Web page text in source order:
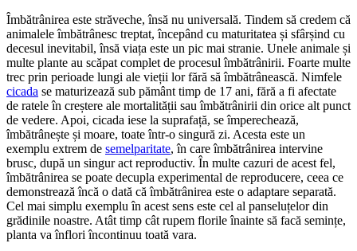
Îmbătrânirea este străveche, însă nu universală. Tindem să credem că
animalele îmbătrânesc treptat, începând cu maturitatea și sfârșind cu
decesul inevitabil, însă viața este un pic mai stranie. Unele animale și
multe plante au scăpat complet de procesul îmbătrânirii. Foarte multe
trec prin perioade lungi ale vieții lor fără să îmbătrânească. Nimfele
cicada se maturizează sub pământ timp de 17 ani, fără a fi afectate
de ratele în creștere ale mortalității sau îmbătrânirii din orice alt punct
de vedere. Apoi, cicada iese la suprafață, se împerechează,
îmbătrânește și moare, toate într-o singură zi. Acesta este un
exemplu extrem de semelparitate, în care îmbătrânirea intervine
brusc, după un singur act reproductiv. În multe cazuri de acest fel,
îmbătrânirea se poate decupla experimental de reproducere, ceea ce
demonstrează încă o dată că îmbătrânirea este o adaptare separată.
Cel mai simplu exemplu în acest sens este cel al panseluțelor din
grădinile noastre. Atât timp cât rupem florile înainte să facă semințe,
planta va înflori încontinuu toată vara.